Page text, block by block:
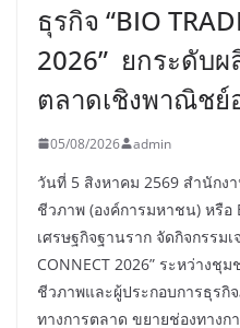
ธุรกิจ “BIO
2026” ยกระดับ
ตลาดเชิงพาณิชย์
05/08/2026 admin
วันที่ 5 สิงหาคม 2569 สำนักง
ชีวภาพ (องค์การมหาชน) หรือ
เศรษฐกิจฐานราก จัดกิจกรรมเ
CONNECT 2026” ระหว่าง
ชีวภาพและผู้ประกอบการธุรกิ
ทางการตลาด ขยายช่องทางก